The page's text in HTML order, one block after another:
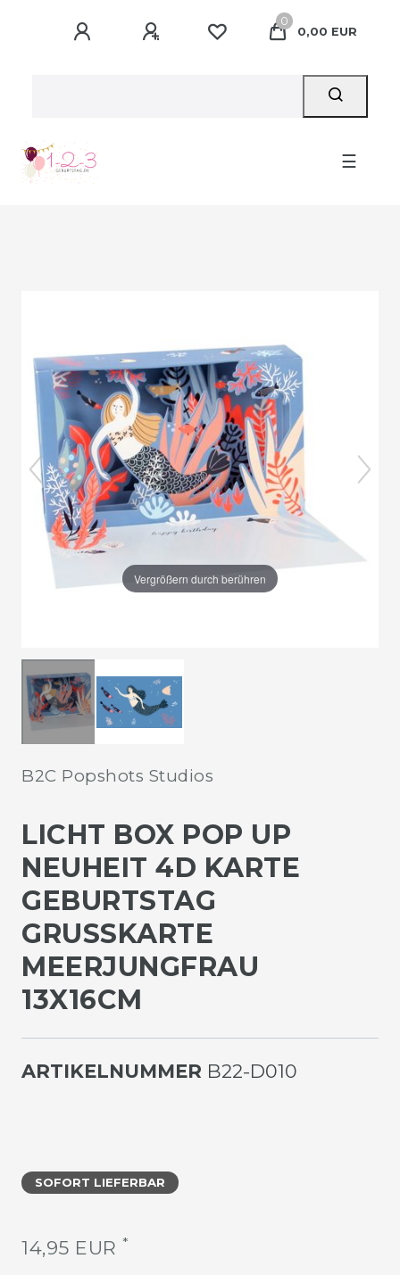
0
0,00 EUR
☰
Vergrößern durch berühren
B2C Popshots Studios
LICHT BOX POP UP
NEUHEIT 4D KARTE
GEBURTSTAG
GRUSSKARTE M
EERJUNGFRAU 1
3X16CM
ARTIKELNUMMER B22-D010
SOFORT LIEFERBAR
14,95 EUR *